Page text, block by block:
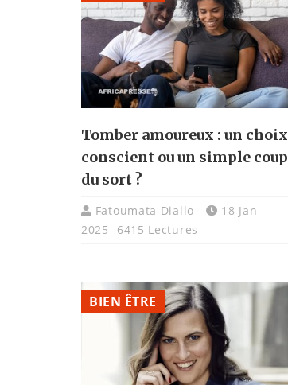
Tomber amoureux : un choix
conscient ou un simple coup
du sort ?
Fatoumata Diallo
18 Jan
2025
6415 Lectures
BIEN ÊTRE